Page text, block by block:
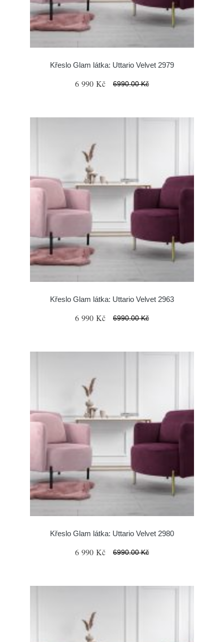
Křeslo Glam látka: Uttario Velvet 2979
6 990 Kč 6990.00 Kč
Křeslo Glam látka: Uttario Velvet 2963
6 990 Kč 6990.00 Kč
Křeslo Glam látka: Uttario Velvet 2980
6 990 Kč 6990.00 Kč